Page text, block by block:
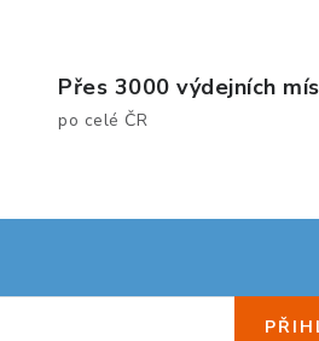
Přes 3000 výdejních
po celé ČR